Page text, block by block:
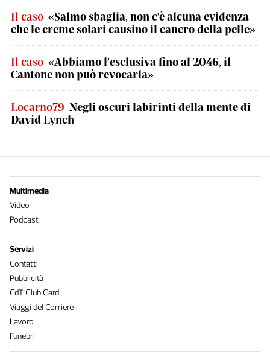
Il caso «Salmo sbaglia, non c'è alcuna evidenza
che le creme solari causino il cancro della pelle»
Il caso «Abbiamo l’esclusiva fino al 2046, il
Cantone non può revocarla»
Locarno79 Negli oscuri labirinti della mente di
David Lynch
Multimedia
Video
Podcast
Servizi
Contatti
Pubblicità
CdT Club Card
Viaggi del Corriere
Lavoro
Funebri